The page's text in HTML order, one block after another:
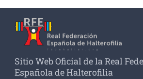
Sitio Web Oficial de la Real
Española de Halterofilia